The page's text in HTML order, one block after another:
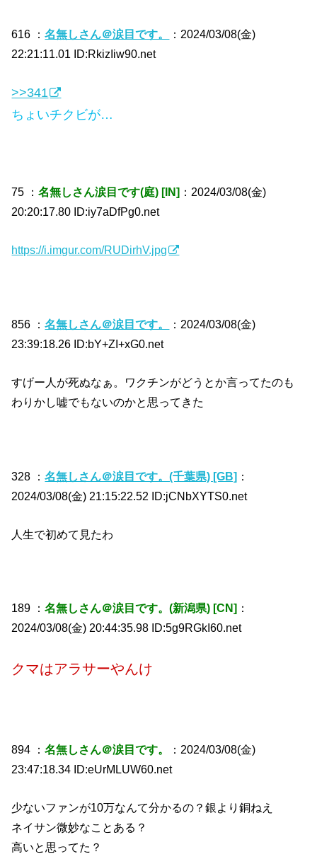
616 ：名無しさん＠涙目です。
：2024/03/08(金)
22:21:11.01 ID:RkizIiw90.net
>>341
ちょいチクビが…
75 ：名無しさん涙目です(庭) [IN] ：2024/03/08(金)
20:20:17.80 ID:iy7aDfPg0.net
https://i.imgur.com/RUDirhV.jpg
856 ：名無しさん＠涙目です。
：2024/03/08(金)
23:39:18.26 ID:bY+ZI+xG0.net
すげー人が死ぬなぁ。ワクチンがどうとか言ってたのも
わりかし嘘でもないのかと思ってきた
328 ：名無しさん＠涙目です。(千葉県) [GB] ：
2024/03/08(金) 21:15:22.52 ID:jCNbXYTS0.net
人生で初めて見たわ
189 ：名無しさん＠涙目です。(新潟県) [CN] ：
2024/03/08(金) 20:44:35.98 ID:5g9RGkI60.net
クマはアラサーやんけ
894 ：名無しさん＠涙目です。
：2024/03/08(金)
23:47:18.34 ID:eUrMLUW60.net
少ないファンが10万なんて分かるの？銀より銅ねえ
ネイサン微妙なことある？
高いと思ってた？